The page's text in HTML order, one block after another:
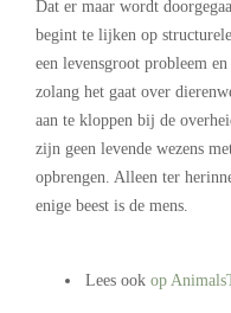
Dat er maar wordt
begint te lijken op
een levensgroot probleem
zolang het gaat over
aan te kloppen bij de
zijn geen levende wezens
opbrengen. Alleen ter
enige beest is de mens.
Lees ook op